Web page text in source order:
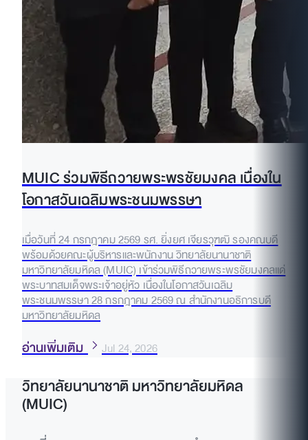
MUIC ร่วมพิธีถวายพระพรชัยมงคล เนื่องใน
โอกาสวันเฉลิมพระชนมพรรษา
เมื่อวันที่ 24 กรกฎาคม 2569 รศ. ยิ่งยศ เจียรวุฑฒิ รองคณบดี
พร้อมด้วยคณะผู้บริหารและพนักงาน วิทยาลัยนานาชาติ
มหาวิทยาลัยมหิดล (MUIC) เข้าร่วมพิธีถวายพระพรชัยมงคลแด่
พระบาทสมเด็จพระเจ้าอยู่หัว เนื่องในโอกาสวันเฉลิม
พระชนมพรรษา 28 กรกฎาคม 2569 ณ สำนักงานอธิการบดี
มหาวิทยาลัยมหิดล
อ่านเพิ่มเติม Jul 24, 2026
วิทยาลัยนานาชาติ มหาวิทยาลัยมหิดล
(MUIC)